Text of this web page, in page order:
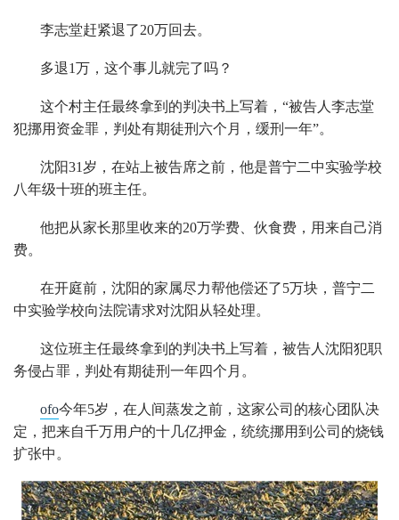
李志堂赶紧退了20万回去。
多退1万，这个事儿就完了吗？
这个村主任最终拿到的判决书上写着，“被告人李志堂
犯挪用资金罪，判处有期徒刑六个月，缓刑一年”。
沈阳31岁，在站上被告席之前，他是普宁二中实验学校
八年级十班的班主任。
他把从家长那里收来的20万学费、伙食费，用来自己消
费。
在开庭前，沈阳的家属尽力帮他偿还了5万块，普宁二
中实验学校向法院请求对沈阳从轻处理。
这位班主任最终拿到的判决书上写着，被告人沈阳犯职
务侵占罪，判处有期徒刑一年四个月。
ofo今年5岁，在人间蒸发之前，这家公司的核心团队决
定，把来自千万用户的十几亿押金，统统挪用到公司的烧钱
扩张中。